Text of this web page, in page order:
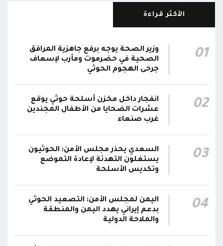
الأكثر قراءة
01
وزير الصحة يوجه برفع جاهزية المرافق
الصحية في حضرموت ومأرب لإسعاف
جرحى الهجوم الحوثي
02
انفجار داخل مخزن أسلحة حوثي يوقع
عشرات الضحايا من الأطفال المجندين
غرب صنعاء
03
السعدي يحذر مجلس الأمن: الحوثيون
يستغلون التهدئة لإعادة التموضع
وتكديس الأسلحة
04
اليمن لمجلس الأمن: التصعيد الحوثي
بدعم إيراني يهدد اليمن والمنطقة
والملاحة الدولية